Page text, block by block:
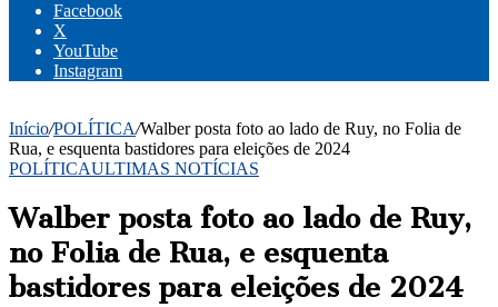
Facebook
X
YouTube
Instagram
Início/POLÍTICA/Walber posta foto ao lado de Ruy, no Folia de
Rua, e esquenta bastidores para eleições de 2024
POLÍTICAULTIMAS NOTÍCIAS
Walber posta foto ao lado de Ruy,
no Folia de Rua, e esquenta
bastidores para eleições de 2024